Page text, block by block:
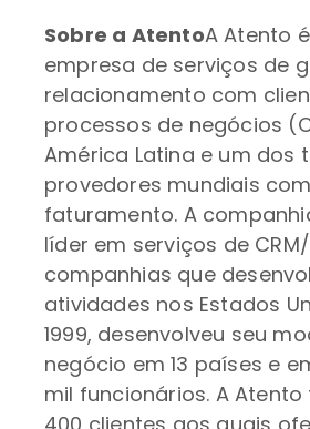
Sobre a AtentoA Atento
empresa de serviços de
relacionamento com
processos de negócios
América Latina e um dos
provedores mundiais
faturamento. A
líder em serviços de
companhias que
atividades nos Estados
1999, desenvolveu seu
negócio em 13 países e
mil funcionários. A